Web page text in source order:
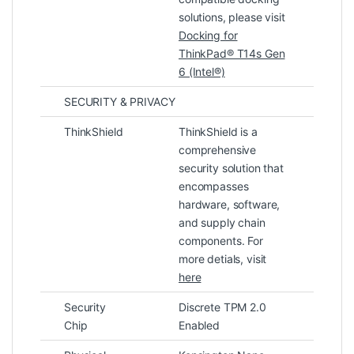
Thời lượng pin và khả năng di
động
Lenovo ThinkPad T14s Gen 6 21QX00LGVA
solutions, please visit
Docking for
ThinkPad® T14s Gen
6 (Intel®)
SECURITY & PRIVACY
ThinkShield
ThinkShield is a
comprehensive
security solution that
encompasses
hardware, software,
and supply chain
components. For
more detials, visit
here
Security
Chip
Discrete TPM 2.0
Enabled